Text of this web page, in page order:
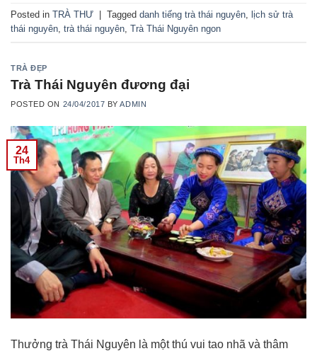
Posted in TRÀ THƯ Tagged danh tiếng trà thái nguyên, lịch sử trà
thái nguyên, trà thái nguyên, Trà Thái Nguyên ngon
TRÀ ĐẸP
Trà Thái Nguyên đương đại
POSTED ON 24/04/2017 BYADMIN
24
Th4
Thưởng trà Thái Nguyên là một thú vui tao nhã và thâm